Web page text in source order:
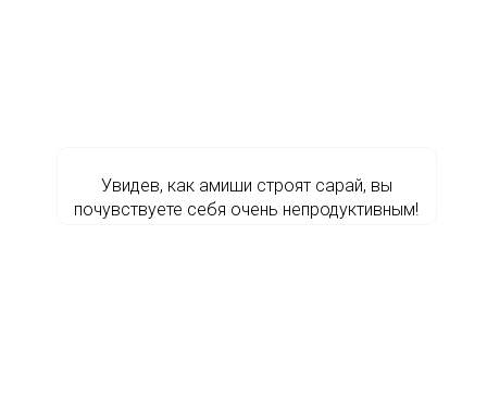
Увидев, как амиши строят сарай, вы
почувствуете себя очень непродуктивным!